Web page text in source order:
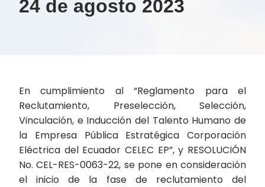
24 de agosto 2023
En cumplimiento al “Reglamento para el
Reclutamiento, Preselección, Selección,
Vinculación, e Inducción del Talento Humano de
la Empresa Pública Estratégica Corporación
Eléctrica del Ecuador CELEC EP”, y RESOLUCIÓN
No. CEL-RES-0063-22, se pone en consideración
el inicio de la fase de reclutamiento del